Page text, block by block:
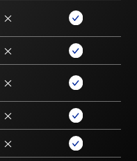
×
×
×
×
×